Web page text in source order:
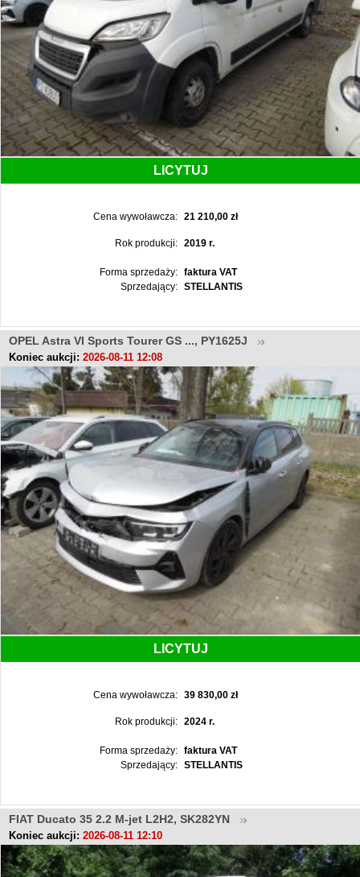
LICYTUJ
Cena wywoławcza: 21 210,00 zł
Rok produkcji: 2019 r.
Forma sprzedaży:
faktura VAT
Sprzedający:
STELLANTIS
OPEL Astra VI Sports Tourer GS ..., PY1625J
Koniec aukcji: 2026-08-11 12:08
LICYTUJ
Cena wywoławcza: 39 830,00 zł
Rok produkcji: 2024 r.
Forma sprzedaży:
faktura VAT
Sprzedający:
STELLANTIS
FIAT Ducato 35 2.2 M-jet L2H2, SK282YN
Koniec aukcji: 2026-08-11 12:10